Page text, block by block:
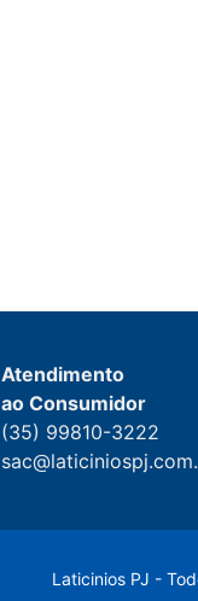
Atendimento
ao Consumidor
(35) 99810-3222
Laticinios PJ -